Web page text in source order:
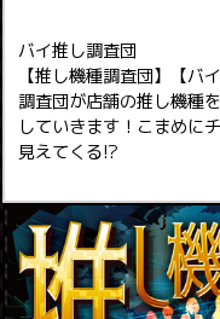
バイ推し調査団
【推し機種調査団】【バ
調査団が店舗の推し機種
していきます！こまめに
見えてくる!?